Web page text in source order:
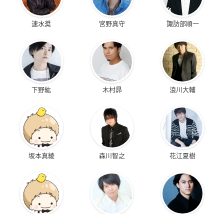
速水奨 宮野真守 諏訪部順一
下野紘 木村昴 浪川大輔
坂本真綾 森川智之 花江夏樹